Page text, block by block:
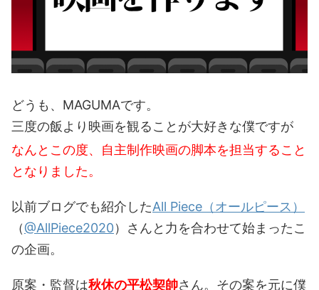
どうも、MAGUMAです。
三度の飯より映画を観ることが大好きな僕ですが
なんとこの度、自主制作映画の脚本を担当すること
となりました。
以前ブログでも紹介したAll Piece（オールピース）
（@AllPiece2020）さんと力を合わせて始まったこ
の企画。
原案・監督は秋休の平松契帥さん。その案を元に僕